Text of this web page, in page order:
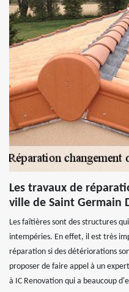
Les travaux de
ville de Saint Germain
Les faîtières sont des structures
intempéries. En effet, il est très
réparation si des détériorations
proposer de faire appel à un
à IC Renovation qui a beaucoup